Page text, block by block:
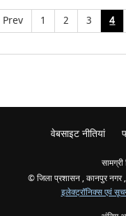
Prev 1 2 3 4
वेबसाइट नीतियां
© जिला प्रशासन , कानपुर नगर
इलेक्ट्रॉनिक्स एवं